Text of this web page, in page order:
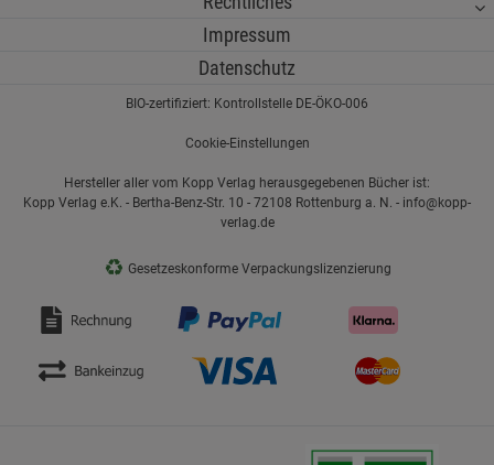
Impressum
Datenschutz
BIO-zertifiziert: Kontrollstelle DE-ÖKO-006
Cookie-Einstellungen
Hersteller aller vom Kopp Verlag herausgegebenen Bücher ist:
Kopp Verlag e.K. - Bertha-Benz-Str. 10 - 72108 Rottenburg a. N. - info@kopp-
verlag.de
♻ Gesetzeskonforme Verpackungslizenzierung